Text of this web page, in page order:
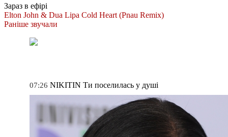
Зараз в ефірі
Elton John & Dua Lipa Cold Heart (Pnau Remix)
Раніше звучали
07:26 NIKITIN Ти поселилась у душі